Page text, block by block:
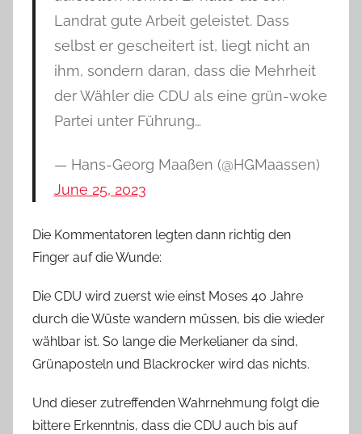
Landrat gute Arbeit geleistet. Dass
selbst er gescheitert ist, liegt nicht an
ihm, sondern daran, dass die Mehrheit
der Wähler die CDU als eine grün-woke
Partei unter Führung…
— Hans-Georg Maaßen (@HGMaassen)
June 25, 2023
Die Kommentatoren legten dann richtig den
Finger auf die Wunde:
Die CDU wird zuerst wie einst Moses 40 Jahre
durch die Wüste wandern müssen, bis die wieder
wählbar ist. So lange die Merkelianer da sind,
Grünaposteln und Blackrocker wird das nichts.
Und dieser zutreffenden Wahrnehmung folgt die
bittere Erkenntnis, dass die CDU auch bis auf